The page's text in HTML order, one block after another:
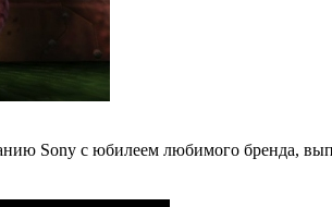
Sony с юбилеем любимого бренда,